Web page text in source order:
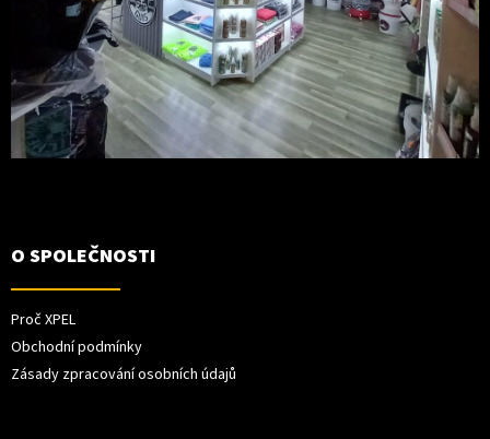
O SPOLEČNOSTI
Proč XPEL
Obchodní podmínky
Zásady zpracování osobních údajů